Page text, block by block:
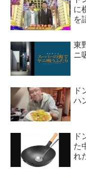
に
を
東
ニ
ド
ハ
た
れ